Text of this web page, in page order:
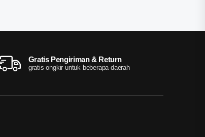
Gratis Pengiriman & Return
gratis ongkir untuk beberapa daerah